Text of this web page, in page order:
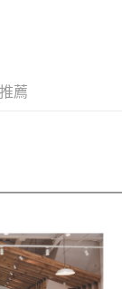
，確認付款後即完
算日後寄送繳費提
直營門市／銀行轉
AFTEE先享後付」
可透過四大超商／
薦